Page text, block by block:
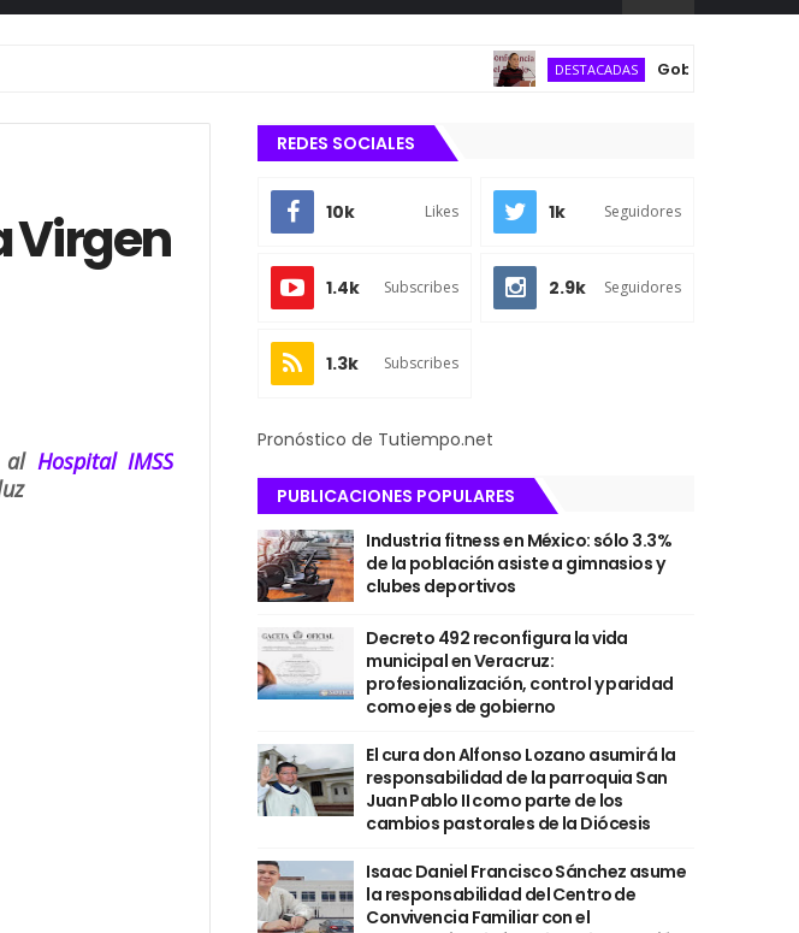
DESTACADAS Gobierno federal
Virgen
al Hospital IMSS
REDES SOCIALES
10k Likes 1k Seguidores
1.4k Subscribes 2.9k Seguidores
1.3k Subscribes
Pronóstico de Tutiempo.net
PUBLICACIONES POPULARES
Industria fitness en México: sólo 3.3%
de la población asiste a gimnasios y
clubes deportivos
Decreto 492 reconfigura la vida
municipal en Veracruz:
profesionalización, control y paridad
como ejes de gobierno
El cura don Alfonso Lozano asumirá la
responsabilidad de la parroquia San
Juan Pablo II como parte de los
cambios pastorales de la Diócesis
Isaac Daniel Francisco Sánchez asume
la responsabilidad del Centro de
Convivencia Familiar con el